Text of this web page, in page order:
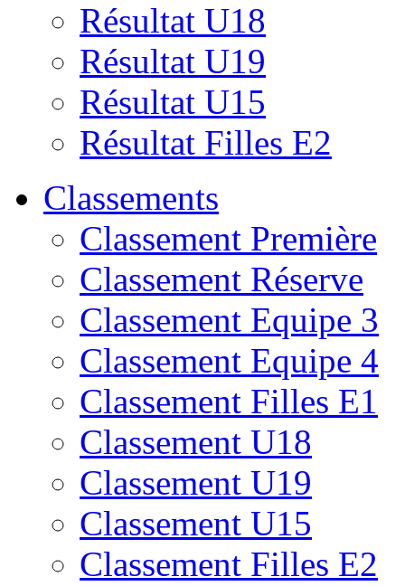
Résultat U18
Résultat U19
Résultat U15
Résultat Filles E2
Classements
Classement Première
Classement Réserve
Classement Equipe 3
Classement Equipe 4
Classement Filles E1
Classement U18
Classement U19
Classement U15
Classement Filles E2